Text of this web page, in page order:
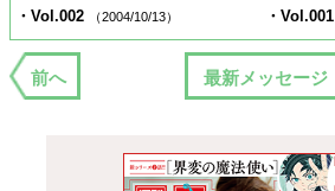
・Vol.002 （2004/10/13） ・Vol.001
前へ 最新メッセージ